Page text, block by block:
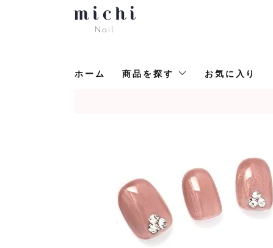
ホーム 商品を探す お気に入り